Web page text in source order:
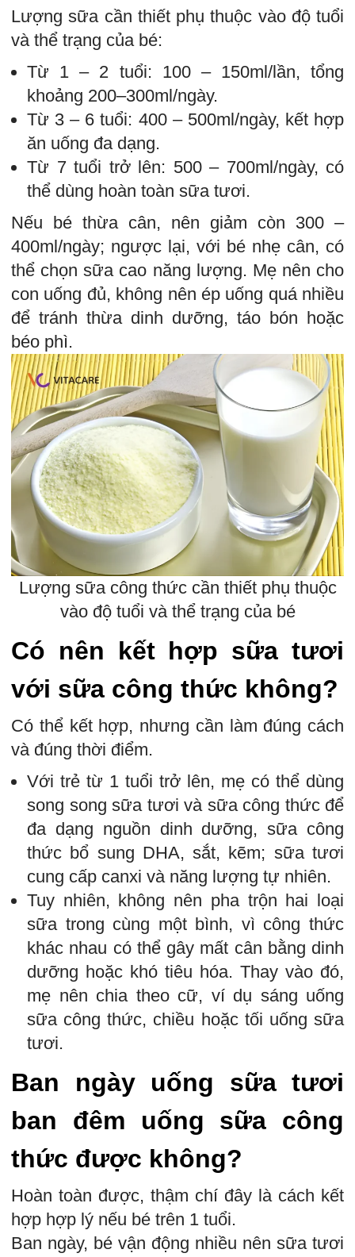
Lượng sữa cần thiết phụ thuộc vào độ tuổi
và thể trạng của bé:
Từ 1 – 2 tuổi: 100 – 150ml/lần, tổng
khoảng 200–300ml/ngày.
Từ 3 – 6 tuổi: 400 – 500ml/ngày, kết hợp
ăn uống đa dạng.
Từ 7 tuổi trở lên: 500 – 700ml/ngày, có
thể dùng hoàn toàn sữa tươi.
Nếu bé thừa cân, nên giảm còn 300 –
400ml/ngày; ngược lại, với bé nhẹ cân, có
thể chọn sữa cao năng lượng. Mẹ nên cho
con uống đủ, không nên ép uống quá nhiều
để tránh thừa dinh dưỡng, táo bón hoặc
béo phì.
Lượng sữa công thức cần thiết phụ thuộc
vào độ tuổi và thể trạng của bé
Có nên kết hợp sữa tươi
với sữa công thức không?
Có thể kết hợp, nhưng cần làm đúng cách
và đúng thời điểm.
Với trẻ từ 1 tuổi trở lên, mẹ có thể dùng
song song sữa tươi và sữa công thức để
đa dạng nguồn dinh dưỡng, sữa công
thức bổ sung DHA, sắt, kẽm; sữa tươi
cung cấp canxi và năng lượng tự nhiên.
Tuy nhiên, không nên pha trộn hai loại
sữa trong cùng một bình, vì công thức
khác nhau có thể gây mất cân bằng dinh
dưỡng hoặc khó tiêu hóa. Thay vào đó,
mẹ nên chia theo cữ, ví dụ sáng uống
sữa công thức, chiều hoặc tối uống sữa
tươi.
Ban ngày uống sữa tươi
ban đêm uống sữa công
thức được không?
Hoàn toàn được, thậm chí đây là cách kết
hợp hợp lý nếu bé trên 1 tuổi.
Ban ngày, bé vận động nhiều nên sữa tươi